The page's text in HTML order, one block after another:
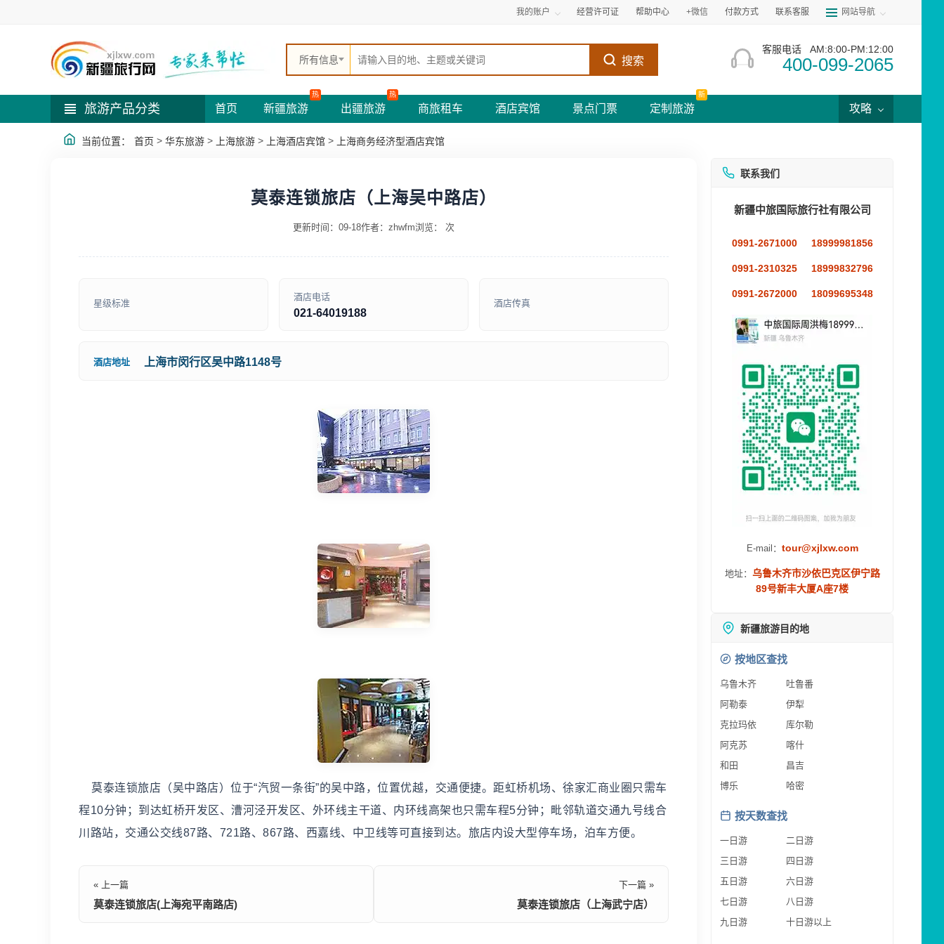
我的账户 经营许可证 帮助中心 +微信 付款方式 联系客服 网站导航
所有信息 搜索
客服电话 AM:8:00-PM:12:00
400-099-2065
旅游产品分类 首页 新疆旅游
热
出疆旅游
热
商旅租车 酒店宾馆 景点门票 定制旅游
新
攻略
当前位置： 首页 > 华东旅游 > 上海旅游 > 上海酒店宾馆 > 上海商务经济型酒店宾馆
莫泰连锁旅店（上海吴中路店）
更新时间：09-18作者：zhwfm浏览： 次
星级标准
酒店电话
021-64019188
酒店传真
酒店地址 上海市闵行区吴中路1148号
莫泰连锁旅店（吴中路店）位于“汽贸一条街”的吴中路，位置优越，交通便捷。距虹桥机场、徐家汇商业圈只需车
程10分钟；到达虹桥开发区、漕河泾开发区、外环线主干道、内环线高架也只需车程5分钟；毗邻轨道交通九号线合
川路站，交通公交线87路、721路、867路、西嘉线、中卫线等可直接到达。旅店内设大型停车场，泊车方便。
« 上一篇
莫泰连锁旅店(上海宛平南路店)
下一篇 »
莫泰连锁旅店（上海武宁店）
联系我们
新疆中旅国际旅行社有限公司
0991-2671000 18999981856
0991-2310325 18999832796
0991-2672000 18099695348
E-mail： tour@xjlxw.com
地址： 乌鲁木齐市沙依巴克区伊宁路
89号新丰大厦A座7楼
新疆旅游目的地
按地区查找
乌鲁木齐
吐鲁番
阿勒泰
伊犁
克拉玛依
库尔勒
阿克苏
喀什
和田
昌吉
博乐
哈密
按天数查找
一日游
二日游
三日游
四日游
五日游
六日游
七日游
八日游
九日游
十日游以上